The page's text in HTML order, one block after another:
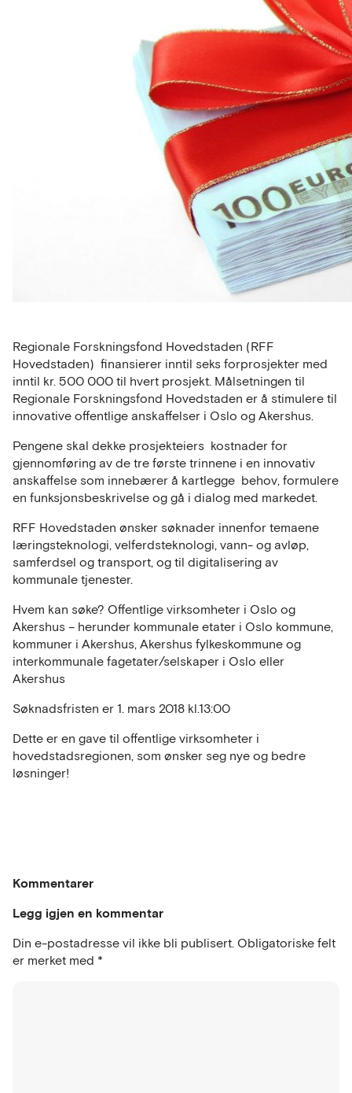
Regionale Forskningsfond Hovedstaden (RFF
Hovedstaden) finansierer inntil seks forprosjekter med
inntil kr. 500 000 til hvert prosjekt. Målsetningen til
Regionale Forskningsfond Hovedstaden er å stimulere til
innovative offentlige anskaffelser i Oslo og Akershus.
Pengene skal dekke prosjekteiers kostnader for
gjennomføring av de tre første trinnene i en innovativ
anskaffelse som innebærer å kartlegge behov, formulere
en funksjonsbeskrivelse og gå i dialog med markedet.
RFF Hovedstaden ønsker søknader innenfor temaene
læringsteknologi, velferdsteknologi, vann- og avløp,
samferdsel og transport, og til digitalisering av
kommunale tjenester.
Hvem kan søke? Offentlige virksomheter i Oslo og
Akershus – herunder kommunale etater i Oslo kommune,
kommuner i Akershus, Akershus fylkeskommune og
interkommunale fagetater/selskaper i Oslo eller
Akershus
Søknadsfristen er 1. mars 2018 kl.13:00
Dette er en gave til offentlige virksomheter i
hovedstadsregionen, som ønsker seg nye og bedre
løsninger!
Kommentarer
Legg igjen en kommentar
Din e-postadresse vil ikke bli publisert. Obligatoriske felt
er merket med *